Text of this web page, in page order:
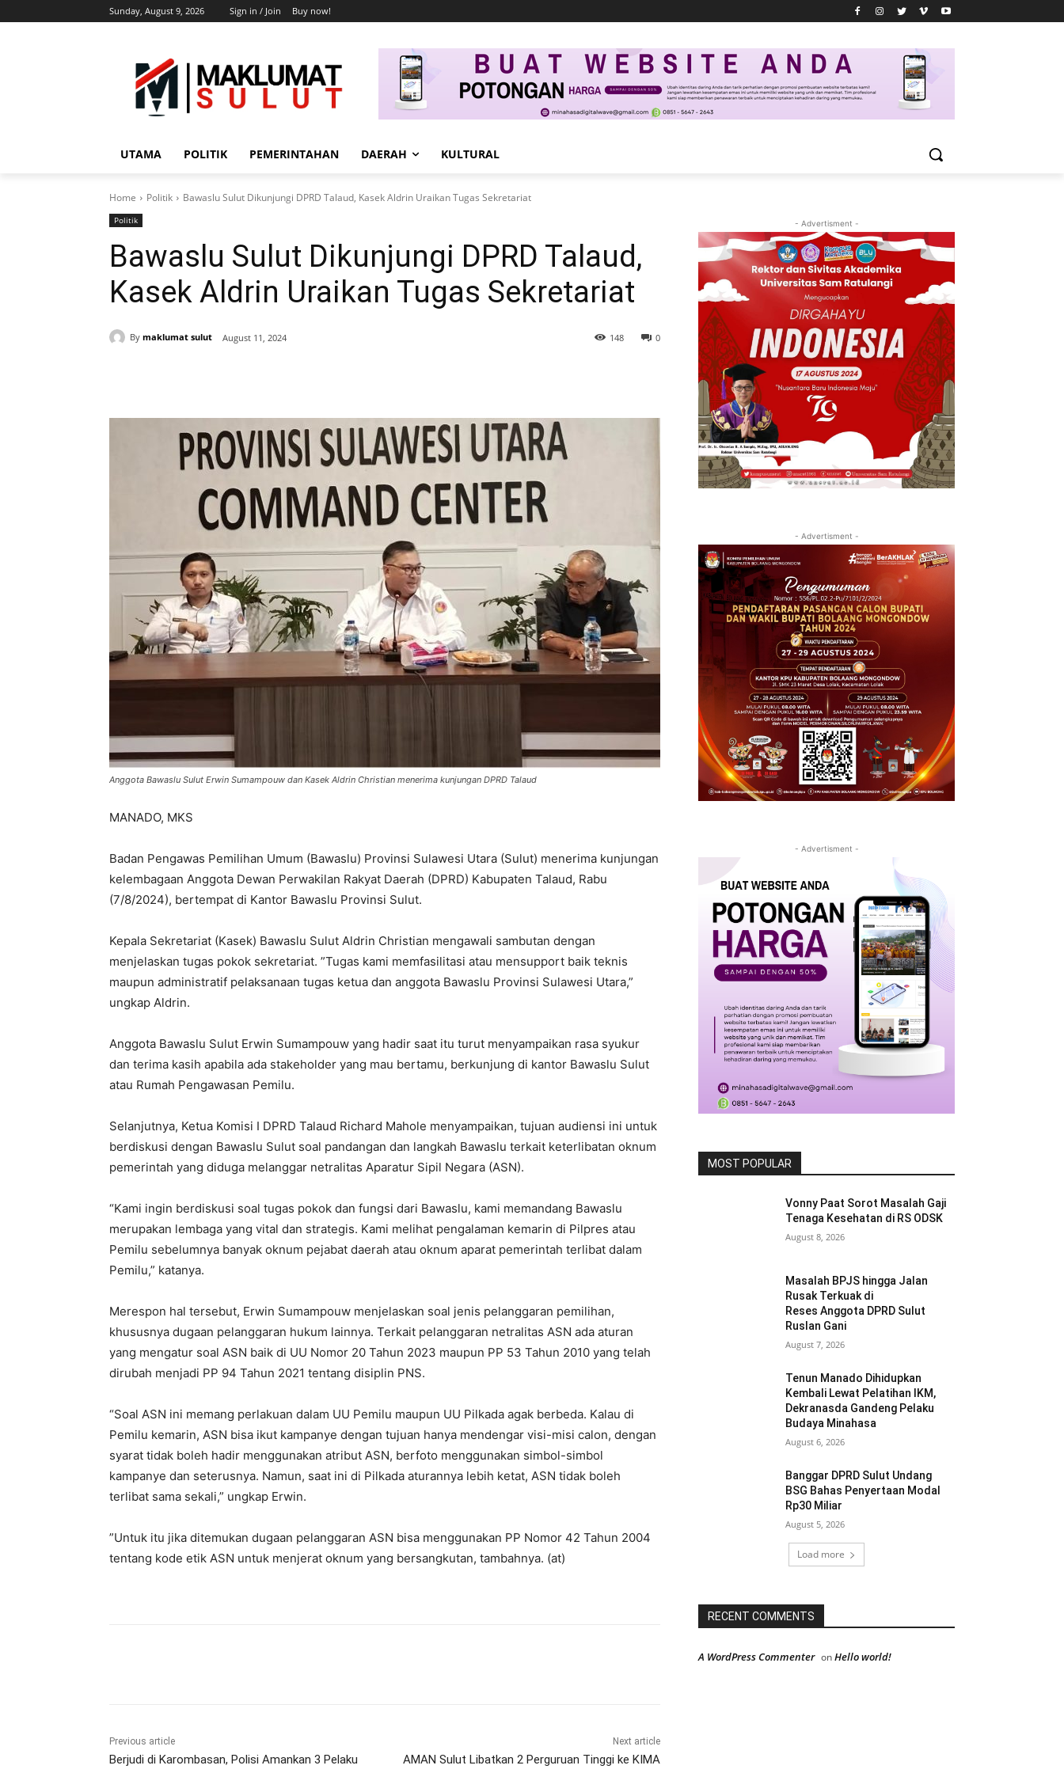
Sunday, August 9, 2026 Sign in / Join Buy now!
UTAMA POLITIK PEMERINTAHAN DAERAH KULTURAL
Home Politik Bawaslu Sulut Dikunjungi DPRD Talaud, Kasek Aldrin Uraikan Tugas Sekretariat
Politik
Bawaslu Sulut Dikunjungi DPRD Talaud,
Kasek Aldrin Uraikan Tugas Sekretariat
By maklumat sulut August 11, 2024 0
148
Anggota Bawaslu Sulut Erwin Sumampouw dan Kasek Aldrin Christian menerima kunjungan DPRD Talaud
MANADO, MKS
Badan Pengawas Pemilihan Umum (Bawaslu) Provinsi Sulawesi Utara (Sulut) menerima kunjungan
kelembagaan Anggota Dewan Perwakilan Rakyat Daerah (DPRD) Kabupaten Talaud, Rabu
(7/8/2024), bertempat di Kantor Bawaslu Provinsi Sulut.
Kepala Sekretariat (Kasek) Bawaslu Sulut Aldrin Christian mengawali sambutan dengan
menjelaskan tugas pokok sekretariat. ”Tugas kami memfasilitasi atau mensupport baik teknis
maupun administratif pelaksanaan tugas ketua dan anggota Bawaslu Provinsi Sulawesi Utara,”
ungkap Aldrin.
Anggota Bawaslu Sulut Erwin Sumampouw yang hadir saat itu turut menyampaikan rasa syukur
dan terima kasih apabila ada stakeholder yang mau bertamu, berkunjung di kantor Bawaslu Sulut
atau Rumah Pengawasan Pemilu.
Selanjutnya, Ketua Komisi I DPRD Talaud Richard Mahole menyampaikan, tujuan audiensi ini untuk
berdiskusi dengan Bawaslu Sulut soal pandangan dan langkah Bawaslu terkait keterlibatan oknum
pemerintah yang diduga melanggar netralitas Aparatur Sipil Negara (ASN).
“Kami ingin berdiskusi soal tugas pokok dan fungsi dari Bawaslu, kami memandang Bawaslu
merupakan lembaga yang vital dan strategis. Kami melihat pengalaman kemarin di Pilpres atau
Pemilu sebelumnya banyak oknum pejabat daerah atau oknum aparat pemerintah terlibat dalam
Pemilu,” katanya.
Merespon hal tersebut, Erwin Sumampouw menjelaskan soal jenis pelanggaran pemilihan,
khususnya dugaan pelanggaran hukum lainnya. Terkait pelanggaran netralitas ASN ada aturan
yang mengatur soal ASN baik di UU Nomor 20 Tahun 2023 maupun PP 53 Tahun 2010 yang telah
dirubah menjadi PP 94 Tahun 2021 tentang disiplin PNS.
“Soal ASN ini memang perlakuan dalam UU Pemilu maupun UU Pilkada agak berbeda. Kalau di
Pemilu kemarin, ASN bisa ikut kampanye dengan tujuan hanya mendengar visi-misi calon, dengan
syarat tidak boleh hadir menggunakan atribut ASN, berfoto menggunakan simbol-simbol
kampanye dan seterusnya. Namun, saat ini di Pilkada aturannya lebih ketat, ASN tidak boleh
terlibat sama sekali,” ungkap Erwin.
”Untuk itu jika ditemukan dugaan pelanggaran ASN bisa menggunakan PP Nomor 42 Tahun 2004
tentang kode etik ASN untuk menjerat oknum yang bersangkutan, tambahnya. (at)
Previous article
Berjudi di Karombasan, Polisi Amankan 3 Pelaku
Next article
AMAN Sulut Libatkan 2 Perguruan Tinggi ke KIMA
- Advertisment -
- Advertisment -
- Advertisment -
MOST POPULAR
Vonny Paat Sorot Masalah Gaji
Tenaga Kesehatan di RS ODSK
August 8, 2026
Masalah BPJS hingga Jalan
Rusak Terkuak di
Reses Anggota DPRD Sulut
Ruslan Gani
August 7, 2026
Tenun Manado Dihidupkan
Kembali Lewat Pelatihan IKM,
Dekranasda Gandeng Pelaku
Budaya Minahasa
August 6, 2026
Banggar DPRD Sulut Undang
BSG Bahas Penyertaan Modal
Rp30 Miliar
August 5, 2026
Load more
RECENT COMMENTS
A WordPress Commenter onHello world!